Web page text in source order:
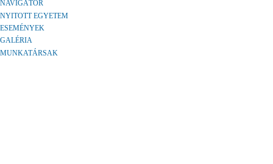
NAVIGÁTOR
NYITOTT EGYETEM
ESEMÉNYEK
GALÉRIA
MUNKATÁRSAK